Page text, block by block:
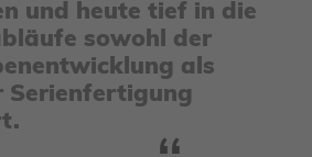
und heute tief in die
sowohl der
als
Serienfertigung